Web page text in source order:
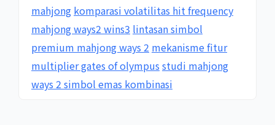
mahjong komparasi volatilitas hit frequency
mahjong ways2 wins3 lintasan simbol
premium mahjong ways 2 mekanisme fitur
multiplier gates of olympus studi mahjong
ways 2 simbol emas kombinasi